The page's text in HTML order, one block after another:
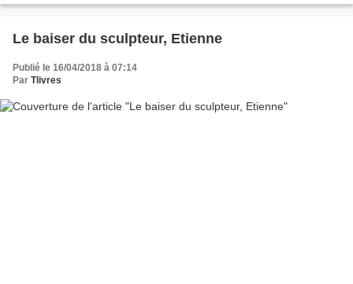
Le baiser du sculpteur, Etienne
Publié le 16/04/2018 à 07:14
Par Tlivres